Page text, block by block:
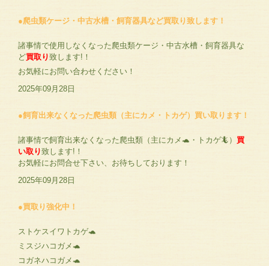
●爬虫類ケージ・中古水槽・飼育器具など買取り致します！
諸事情で使用しなくなった爬虫類ケージ・中古水槽・飼育器具な
ど買取り致します!！
お気軽にお問い合わせください！
2025年09月28日
●飼育出来なくなった爬虫類（主にカメ・トカゲ）買い取ります！
諸事情で飼育出来なくなった爬虫類（主にカメ🐢・トカゲ🦎） 買
い取り致します!！
お気軽にお問合せ下さい、お待ちしております！
2025年09月28日
●買取り強化中！
ストケスイワトカゲ🐢
ミスジハコガメ🐢
コガネハコガメ🐢